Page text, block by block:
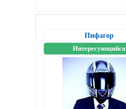
Пифагор
Интересующийся